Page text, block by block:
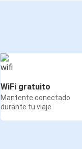
WiFi gratuito
Mantente conectado
durante tu viaje